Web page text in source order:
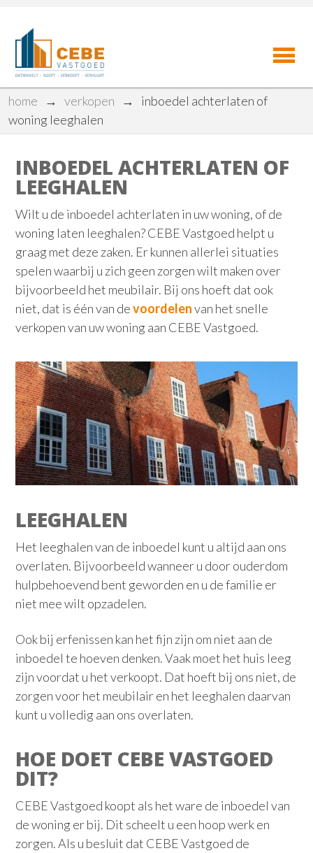
home → verkopen →
inboedel achterlaten of
woning leeghalen
INBOEDEL ACHTERLATEN OF
LEEGHALEN
Wilt u de inboedel achterlaten in uw woning, of de
woning laten leeghalen? CEBE Vastgoed helpt u
graag met deze zaken. Er kunnen allerlei situaties
spelen waarbij u zich geen zorgen wilt maken over
bijvoorbeeld het meubilair. Bij ons hoeft dat ook
niet, dat is één van devoordelenvan het snelle
verkopen van uw woning aan CEBE Vastgoed.
LEEGHALEN
Het leeghalen van de inboedel kunt u altijd aan ons
overlaten. Bijvoorbeeld wanneer u door ouderdom
hulpbehoevend bent geworden en u de familie er
niet mee wilt opzadelen.
Ook bij erfenissen kan het fijn zijn om niet aan de
inboedel te hoeven denken. Vaak moet het huis leeg
zijn voordat u het verkoopt. Dat hoeft bij ons niet, de
zorgen voor het meubilair en het leeghalen daarvan
kunt u volledig aan ons overlaten.
HOE DOET CEBE VASTGOED
DIT?
CEBE Vastgoed koopt als het ware de inboedel van
de woning er bij. Dit scheelt u een hoop werk en
zorgen. Als u besluit dat CEBE Vastgoed de